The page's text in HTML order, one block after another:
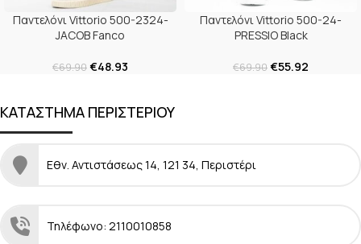
Παντελόνι Vittorio 500-2324-
JACOB Fanco
€69.90€48.93
Παντελόνι Vittorio 500-24-
PRESSIO Black
€69.90€55.92
ΚΑΤΑΣΤΗΜΑ ΠΕΡΙΣΤΕΡΙΟΥ
Εθν. Αντιστάσεως 14, 121 34, Περιστέρι
Τηλέφωνο: 2110010858